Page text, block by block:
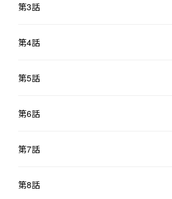
第3話
第4話
第5話
第6話
第7話
第8話